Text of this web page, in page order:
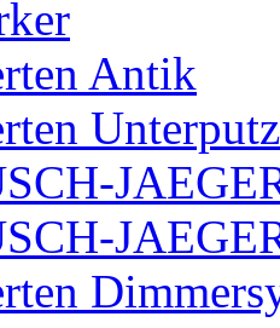
Antik